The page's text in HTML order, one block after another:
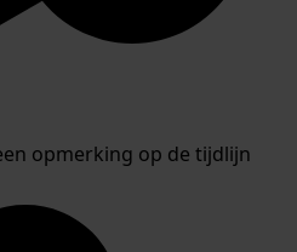
opmerking op de tijdlijn